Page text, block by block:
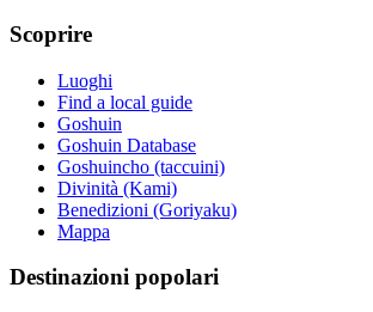
Scoprire
Luoghi
Find a local guide
Goshuin
Goshuin Database
Goshuincho (taccuini)
Divinità (Kami)
Benedizioni (Goriyaku)
Mappa
Destinazioni popolari